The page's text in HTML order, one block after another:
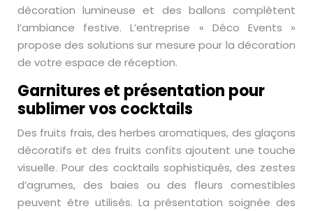
décoration lumineuse et des ballons complètent
l’ambiance festive. L’entreprise « Déco Events »
propose des solutions sur mesure pour la décoration
de votre espace de réception.
Garnitures et présentation pour
sublimer vos cocktails
Des fruits frais, des herbes aromatiques, des glaçons
décoratifs et des fruits confits ajoutent une touche
visuelle. Pour des cocktails sophistiqués, des zestes
d’agrumes, des baies ou des fleurs comestibles
peuvent être utilisés. La présentation soignée des